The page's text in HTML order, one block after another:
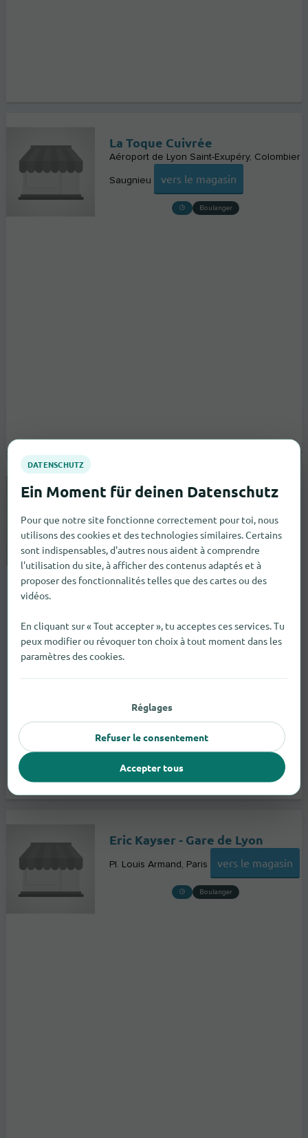
La Toque Cuivrée
Aéroport de Lyon Saint-Exupéry Colombier
Saugnieu vers le magasin
Boulanger
Pierre Hermé Gare de l'Est
vers le magasin
Boulanger
Eric Kayser - Gare de Lyon
Pl. Louis Armand Paris vers le magasin
Boulanger
Pour que notre site fonctionne correctement pour toi, nous
utilisons des cookies et des technologies similaires. Certains
sont indispensables, d'autres nous aident à comprendre
l'utilisation du site, à afficher des contenus adaptés et à
proposer des fonctionnalités telles que des cartes ou des
vidéos.
En cliquant sur « Tout accepter », tu acceptes ces services. Tu
peux modifier ou révoquer ton choix à tout moment dans les
paramètres des cookies.
Réglages
Refuser le consentement
Accepter tous